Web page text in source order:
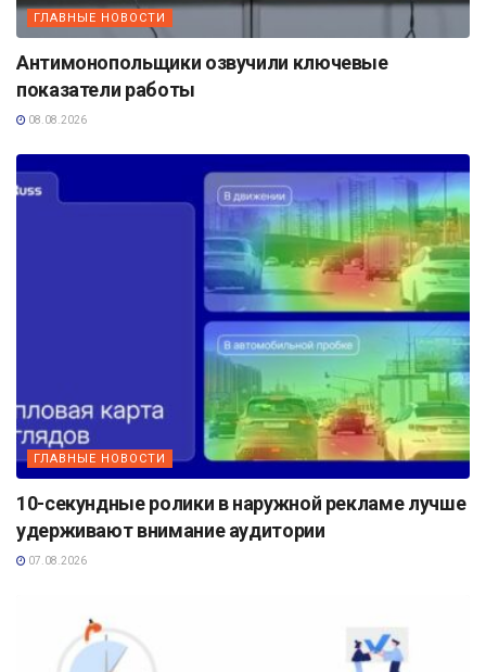
ГЛАВНЫЕ НОВОСТИ
Антимонопольщики озвучили ключевые
показатели работы
08.08.2026
ГЛАВНЫЕ НОВОСТИ
10-секундные ролики в наружной рекламе лучше
удерживают внимание аудитории
07.08.2026